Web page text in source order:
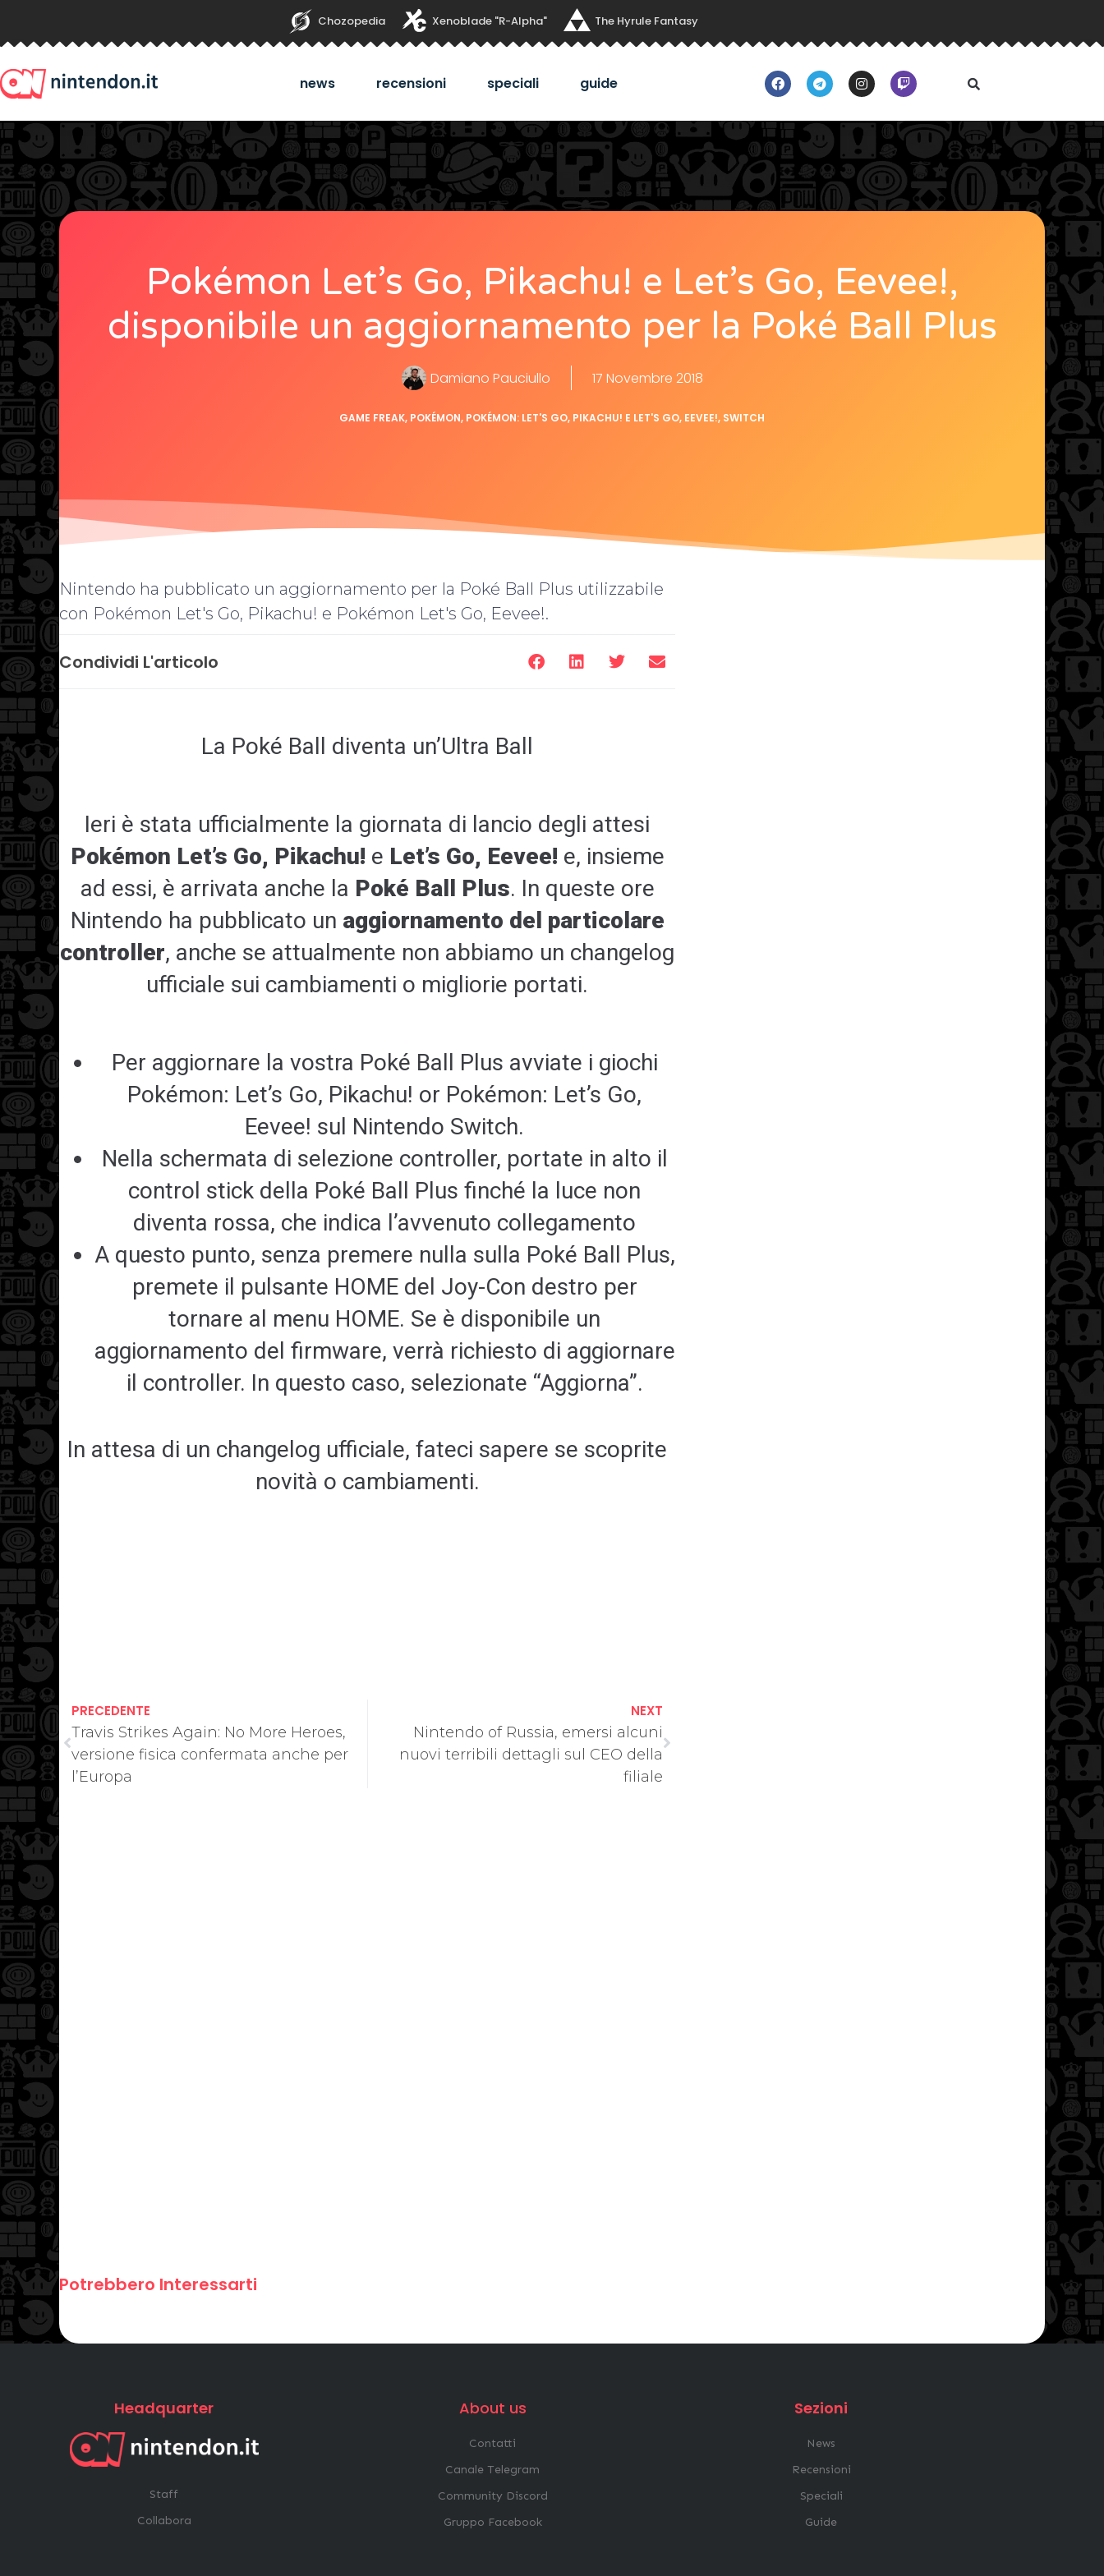
Chozopedia Xenoblade "R-Alpha" The Hyrule Fantasy
news recensioni speciali guide
Pokémon Let’s Go, Pikachu! e Let’s Go, Eevee!,
disponibile un aggiornamento per la Poké Ball Plus
Damiano Pauciullo 17 Novembre 2018
GAME FREAK, POKÉMON, POKÉMON: LET'S GO, PIKACHU! E LET'S GO, EEVEE!, SWITCH
Nintendo ha pubblicato un aggiornamento per la Poké Ball Plus utilizzabile
con Pokémon Let's Go, Pikachu! e Pokémon Let's Go, Eevee!.
Condividi L'articolo
La Poké Ball diventa un’Ultra Ball
Ieri è stata ufficialmente la giornata di lancio degli attesi
Pokémon Let’s Go, Pikachu! e Let’s Go, Eevee! e, insieme
ad essi, è arrivata anche la Poké Ball Plus. In queste ore
Nintendo ha pubblicato un aggiornamento del particolare
controller, anche se attualmente non abbiamo un changelog
ufficiale sui cambiamenti o migliorie portati.
Per aggiornare la vostra Poké Ball Plus avviate i giochi
Pokémon: Let’s Go, Pikachu! or Pokémon: Let’s Go,
Eevee! sul Nintendo Switch.
Nella schermata di selezione controller, portate in alto il
control stick della Poké Ball Plus finché la luce non
diventa rossa, che indica l’avvenuto collegamento
A questo punto, senza premere nulla sulla Poké Ball Plus,
premete il pulsante HOME del Joy-Con destro per
tornare al menu HOME. Se è disponibile un
aggiornamento del firmware, verrà richiesto di aggiornare
il controller. In questo caso, selezionate “Aggiorna”.
In attesa di un changelog ufficiale, fateci sapere se scoprite
novità o cambiamenti.
PRECEDENTE
Travis Strikes Again: No More Heroes,
versione fisica confermata anche per
l’Europa
NEXT
Nintendo of Russia, emersi alcuni
nuovi terribili dettagli sul CEO della
filiale
Potrebbero Interessarti
Headquarter
Staff
Collabora
About us
Contatti
Canale Telegram
Community Discord
Gruppo Facebook
Sezioni
News
Recensioni
Speciali
Guide